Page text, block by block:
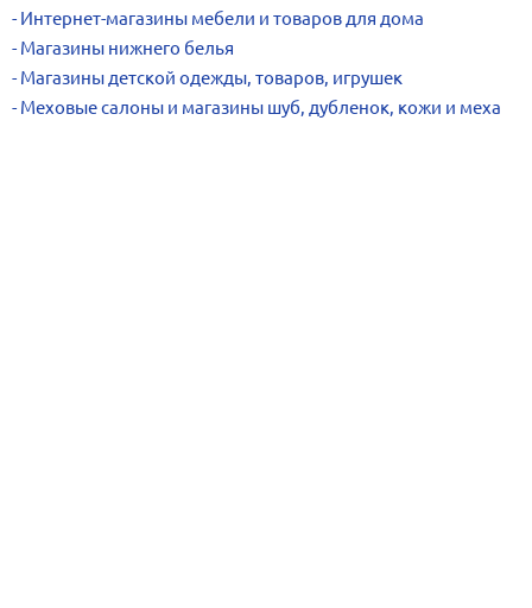
Интернет-магазины мебели и товаров для дома
Магазины нижнего белья
Магазины детской одежды, товаров, игрушек
Меховые салоны и магазины шуб, дубленок, кожи и меха